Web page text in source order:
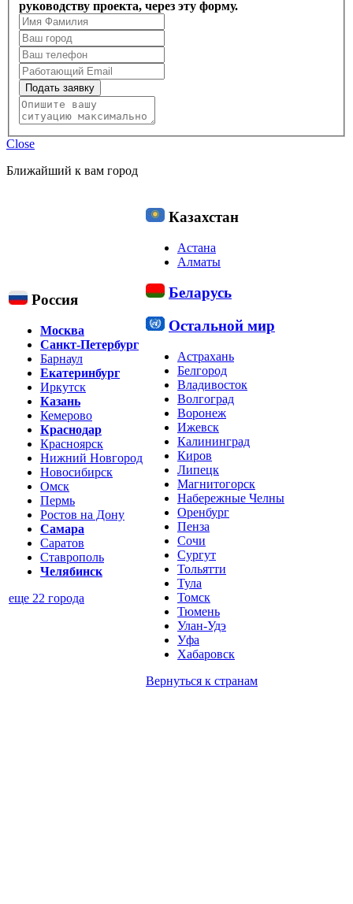
руководству проекта, через эту форму.
Подать заявку
Close
Ближайший к вам город
Россия
Москва
Санкт-Петербург
Барнаул
Екатеринбург
Иркутск
Казань
Кемерово
Краснодар
Красноярск
Нижний Новгород
Новосибирск
Омск
Пермь
Ростов на Дону
Самара
Саратов
Ставрополь
Челябинск
еще 22 города
Казахстан
Астана
Алматы
Беларусь
Остальной мир
Астрахань
Белгород
Владивосток
Волгоград
Воронеж
Ижевск
Калининград
Киров
Липецк
Магнитогорск
Набережные Челны
Оренбург
Пенза
Сочи
Сургут
Тольятти
Тула
Томск
Тюмень
Улан-Удэ
Уфа
Хабаровск
Вернуться к странам